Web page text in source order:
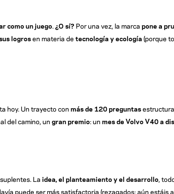
como un juego ¿O sí? Por una vez, la marca pone a
logrosen materia de tecnología y ecología (porque
hoy. Un trayecto con más de 120 preguntas
del camino, un gran premio: un mes de Volvo V40 a
La idea, el planteamiento y el desarrollo ,
puede ser más satisfactoria (rezagados: aún estáis